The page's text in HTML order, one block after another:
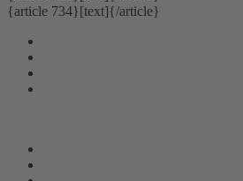
{article 734}[text]{/article}